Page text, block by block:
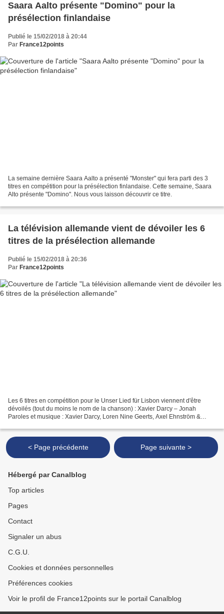
Saara Aalto présente "Domino" pour la
présélection finlandaise
Publié le 15/02/2018 à 20:44
Par France12points
La semaine dernière Saara Aalto a présenté "Monster" qui fera parti des 3
titres en compétition pour la présélection finlandaise. Cette semaine, Saara
Alto présente "Domino". Nous vous laisson découvrir ce titre.
La télévision allemande vient de dévoiler les 6
titres de la présélection allemande
Publié le 15/02/2018 à 20:36
Par France12points
Les 6 titres en compétition pour le Unser Lied für Lisbon viennent d'être
dévoilés (tout du moins le nom de la chanson) : Xavier Darcy – Jonah
Paroles et musique : Xavier Darcy, Loren Nine Geerts, Axel Ehnström &
< Page précédente Page suivante >
Hébergé par Canalblog
Top articles
Pages
Contact
Signaler un abus
C.G.U.
Cookies et données personnelles
Préférences cookies
Voir le profil de France12points sur le portail Canalblog